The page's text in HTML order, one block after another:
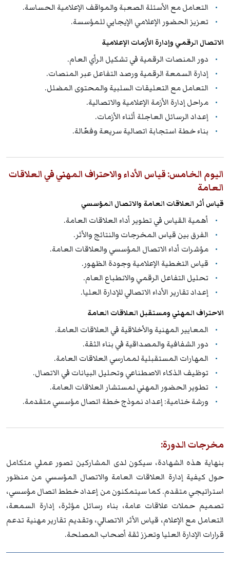
التعامل مع الأسئلة الصعبة والمواقف الإعلامية الحساسة.
تعزيز الحضور الإعلامي الإيجابي للمؤسسة.
الاتصال الرقمي وإدارة الأزمات الإعلامية
دور المنصات الرقمية في تشكيل الرأي العام.
إدارة السمعة الرقمية ورصد التفاعل عبر المنصات.
التعامل مع التعليقات السلبية والمحتوى المضلل.
مراحل إدارة الأزمة الإعلامية والاتصالية.
إعداد الرسائل العاجلة أثناء الأزمات.
بناء خطة استجابة اتصالية سريعة وفعّالة.
اليوم الخامس: قياس الأداء والاحتراف المهني في العلاقات
العامة
قياس أثر العلاقات العامة والاتصال المؤسسي
أهمية القياس في تطوير أداء العلاقات العامة.
الفرق بين قياس المخرجات والنتائج والأثر.
مؤشرات أداء الاتصال المؤسسي والعلاقات العامة.
قياس التغطية الإعلامية وجودة الظهور.
تحليل التفاعل الرقمي والانطباع العام.
إعداد تقارير الأداء الاتصالي للإدارة العليا.
الاحتراف المهني ومستقبل العلاقات العامة
المعايير المهنية والأخلاقية في العلاقات العامة.
دور الشفافية والمصداقية في بناء الثقة.
المهارات المستقبلية لممارسي العلاقات العامة.
توظيف الذكاء الاصطناعي وتحليل البيانات في الاتصال.
تطوير الحضور المهني لمستشار العلاقات العامة.
ورشة ختامية: إعداد نموذج خطة اتصال مؤسسي متقدمة.
مخرجات الدورة:
بنهاية هذه الشهادة، سيكون لدى المشاركين تصور عملي متكامل
حول كيفية إدارة العلاقات العامة والاتصال المؤسسي من منظور
استراتيجي متقدم. كما سيتمكنون من إعداد خطط اتصال مؤسسي،
تصميم حملات علاقات عامة، بناء رسائل مؤثرة، إدارة السمعة،
التعامل مع الإعلام، قياس الأثر الاتصالي، وتقديم تقارير مهنية تدعم
قرارات الإدارة العليا وتعزز ثقة أصحاب المصلحة.